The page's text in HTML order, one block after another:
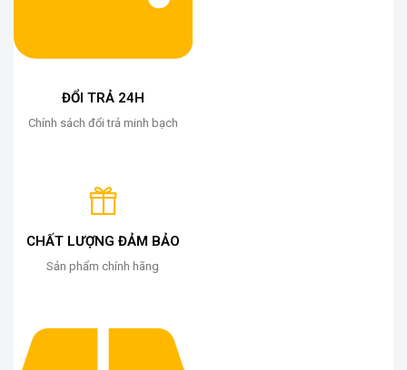
ĐỔI TRẢ 24H
Chính sách đổi trả minh bạch
CHẤT LƯỢNG ĐẢM BẢO
Sản phẩm chính hãng